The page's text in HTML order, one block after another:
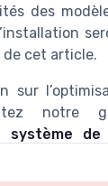
des
de cet article.
sur
notre
système